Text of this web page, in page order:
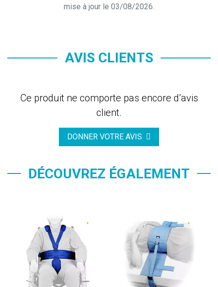
mise à jour le 03/08/2026.
AVIS CLIENTS
Ce produit ne comporte pas encore d’avis
client.
DONNER VOTRE AVIS
DÉCOUVREZ ÉGALEMENT